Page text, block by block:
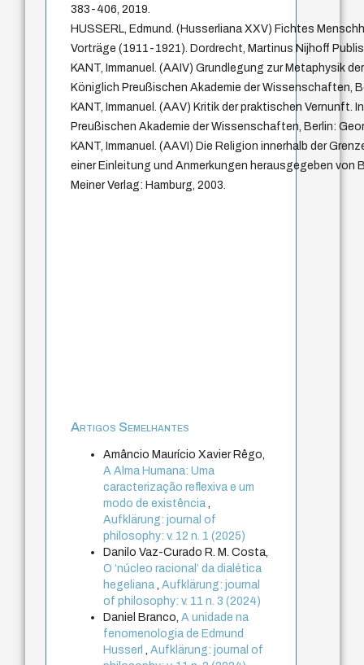
383-406, 2019.
HUSSERL, Edmund. (Husserliana XXV) Fichtes
Vorträge (1911-1921). Dordrecht, Martinus Nijhoff
KANT, Immanuel. (AAIV) Grundlegung zur Metaphysik
Königlich Preußischen Akademie der Wissenschaften,
KANT, Immanuel. (AAV) Kritik der praktischen Vernunft.
Preußischen Akademie der Wissenschaften, Berlin:
KANT, Immanuel. (AAVI) Die Religion innerhalb der
einer Einleitung und Anmerkungen herausgegeben von
Meiner Verlag: Hamburg, 2003.
Artigos Semelhantes
Amâncio Maurício Xavier Rêgo,
A Alma Humana: Uma
caracterização reflexiva e um
modo de existência
Aufklärung: journal of
philosophy: v. 12 n. 1 (2025)
Danilo Vaz-Curado R. M. Costa,
O ‘núcleo racional’ da dialética
hegeliana ,Aufklärung: journal
of philosophy: v. 11 n. 3 (2024)
Daniel Branco,A unidade na
fenomenologia de Edmund
Husserl
,Aufklärung: journal of